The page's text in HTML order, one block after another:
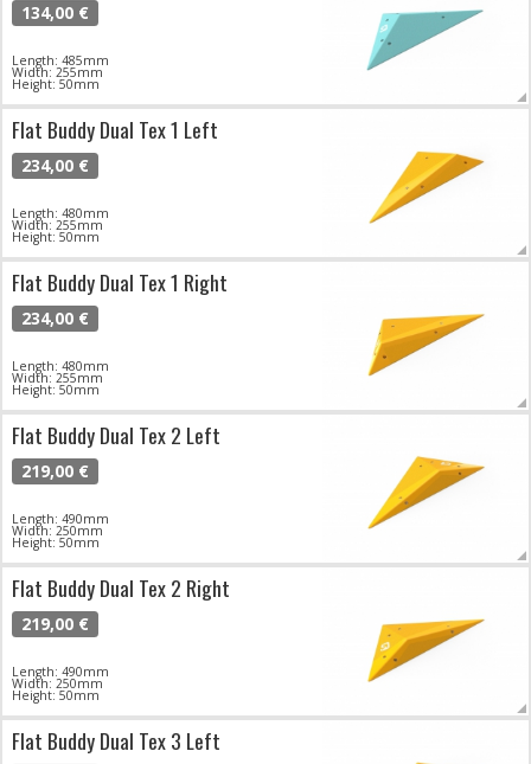
134,00 €
Length: 485mm
Width: 255mm
Height: 50mm
Flat Buddy Dual Tex 1 Left
234,00 €
Length: 480mm
Width: 255mm
Height: 50mm
Flat Buddy Dual Tex 1 Right
234,00 €
Length: 480mm
Width: 255mm
Height: 50mm
Flat Buddy Dual Tex 2 Left
219,00 €
Length: 490mm
Width: 250mm
Height: 50mm
Flat Buddy Dual Tex 2 Right
219,00 €
Length: 490mm
Width: 250mm
Height: 50mm
Flat Buddy Dual Tex 3 Left